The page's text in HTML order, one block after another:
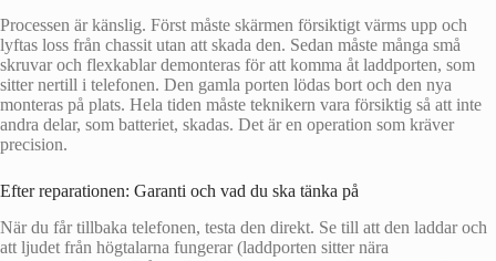
Processen är känslig. Först måste skärmen försiktigt värms upp och
lyftas loss från chassit utan att skada den. Sedan måste många små
skruvar och flexkablar demonteras för att komma åt laddporten, som
sitter nertill i telefonen. Den gamla porten lödas bort och den nya
monteras på plats. Hela tiden måste teknikern vara försiktig så att inte
andra delar, som batteriet, skadas. Det är en operation som kräver
precision.
Efter reparationen: Garanti och vad du ska tänka på
När du får tillbaka telefonen, testa den direkt. Se till att den laddar och
att ljudet från högtalarna fungerar (laddporten sitter nära